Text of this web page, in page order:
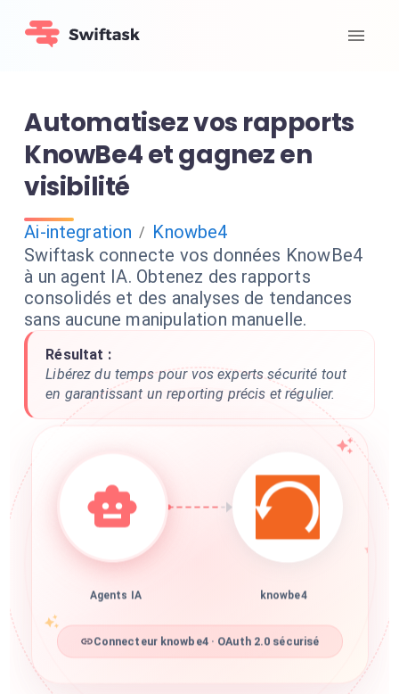
Automatisez vos rapports
KnowBe4 et gagnez en
visibilité
Ai-integration / Knowbe4
Swiftask connecte vos données KnowBe4
à un agent IA. Obtenez des rapports
consolidés et des analyses de tendances
sans aucune manipulation manuelle.
Résultat :
Libérez du temps pour vos experts sécurité tout
en garantissant un reporting précis et régulier.
Agents IA knowbe4
Connecteur knowbe4 · OAuth 2.0 sécurisé